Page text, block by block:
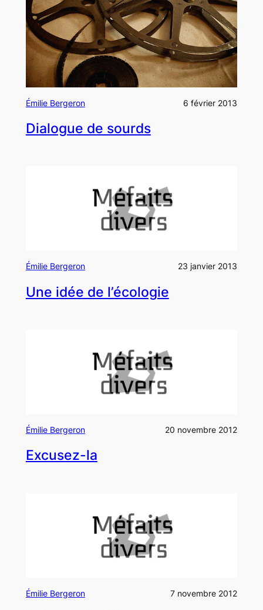
Émilie Bergeron 6 février 2013
Dialogue de sourds
Émilie Bergeron 23 janvier 2013
Une idée de l’écologie
Émilie Bergeron 20 novembre 2012
Excusez-la
Émilie Bergeron 7 novembre 2012